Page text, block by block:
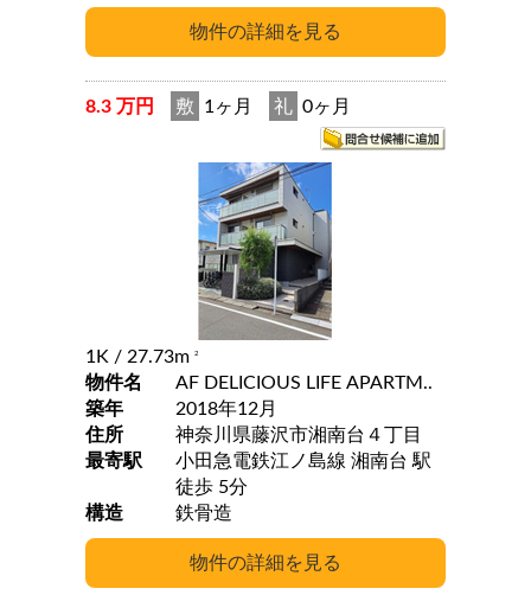
8.3 万円 敷 1ヶ月 礼 0ヶ月
1K / 27.73m 2
物件名
AF DELICIOUS LIFE APARTM..
築年
2018年12月
住所
神奈川県藤沢市湘南台４丁目
最寄駅
小田急電鉄江ノ島線 湘南台 駅
徒歩 5分
構造
鉄骨造